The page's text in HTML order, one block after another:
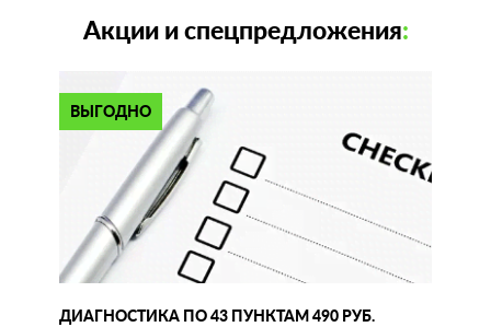
Акции и спецпредложения:
ВЫГОДНО
ДИАГНОСТИКА ПО 43 ПУНКТАМ 490 РУБ.